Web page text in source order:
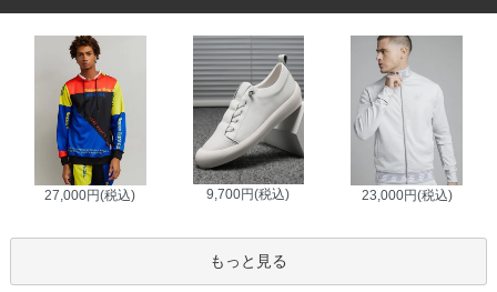
27,000円(税込) 9,700円(税込) 23,000円(税込)
もっと見る